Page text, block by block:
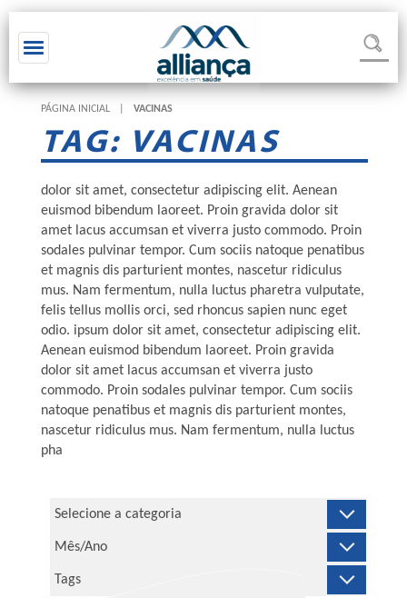
Toggle navigation
PÁGINA INICIAL VACINAS
TAG: VACINAS
dolor sit amet, consectetur adipiscing elit. Aenean
euismod bibendum laoreet. Proin gravida dolor sit
amet lacus accumsan et viverra justo commodo. Proin
sodales pulvinar tempor. Cum sociis natoque penatibus
et magnis dis parturient montes, nascetur ridiculus
mus. Nam fermentum, nulla luctus pharetra vulputate,
felis tellus mollis orci, sed rhoncus sapien nunc eget
odio. ipsum dolor sit amet, consectetur adipiscing elit.
Aenean euismod bibendum laoreet. Proin gravida
dolor sit amet lacus accumsan et viverra justo
commodo. Proin sodales pulvinar tempor. Cum sociis
natoque penatibus et magnis dis parturient montes,
nascetur ridiculus mus. Nam fermentum, nulla luctus
pha